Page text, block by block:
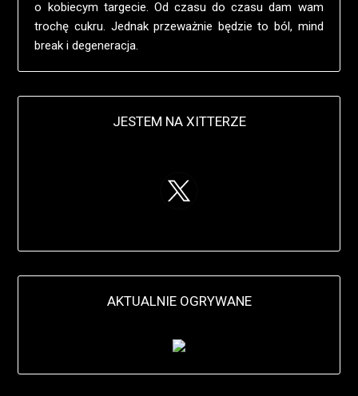
o kobiecym targecie. Od czasu do czasu dam wam
trochę cukru. Jednak przeważnie będzie to ból, mind
break i degeneracja.
JESTEM NA XITTERZE
AKTUALNIE OGRYWANE